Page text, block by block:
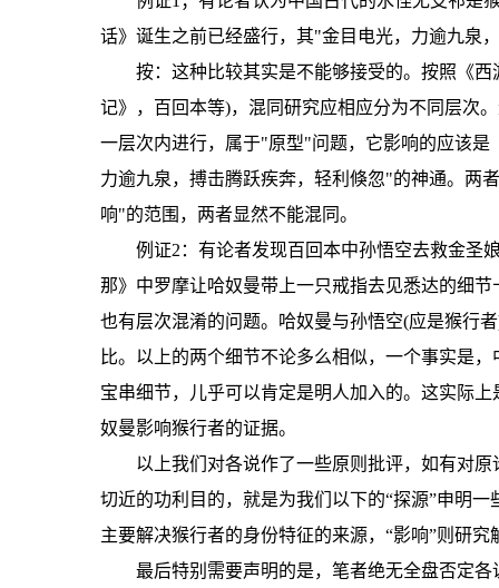
话》诞生之前已经盛行，其"金目电光，力逾九泉
按：这种比较其实是不能够接受的。按照《
记》，百回本等)，混同研究应相应分为不同层次
一层次内进行，属于"原型"问题，它影响的应该
力逾九泉，搏击腾跃疾奔，轻利倏忽"的神通。两
响"的范围，两者显然不能混同。
例证2：有论者发现百回本中孙悟空去救金圣
那》中罗摩让哈奴曼带上一只戒指去见悉达的细
也有层次混淆的问题。哈奴曼与孙悟空(应是猴行
比。以上的两个细节不论多么相似，一个事实是
宝串细节，儿乎可以肯定是明人加入的。这实际
奴曼影响猴行者的证据。
以上我们对各说作了一些原则批评，如有对
切近的功利目的，就是为我们以下的“探源”申明
主要解决猴行者的身份特征的来源，“影响”则研
最后特别需要声明的是，笔者绝无全盘否定